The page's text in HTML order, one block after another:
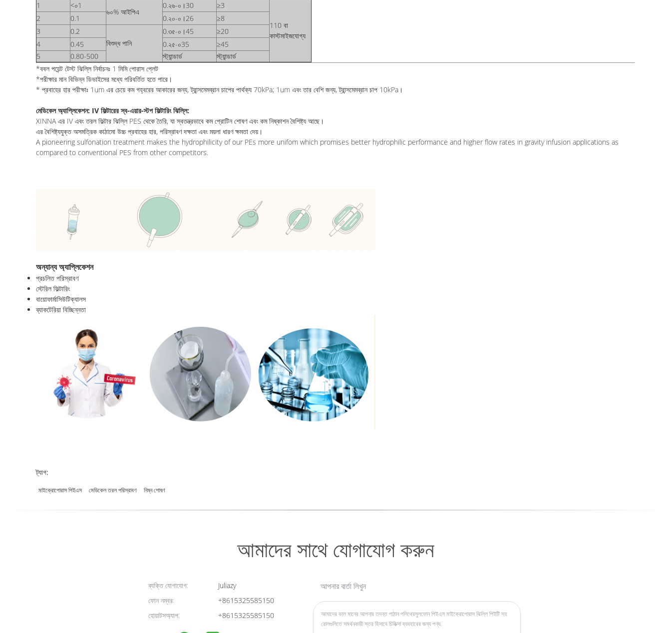
1 <০1
৬০% আইপিএ
0.২৬-০।30 ≥3
110 বা
কাস্টমাইজযোগ্য
2 0.1 0.২০-০।26
≥8
3
0.2
বিশুদ্ধ পানি
0.৩৫-০।45
≥20
4
0.45 0.২৫-০35
≥45
5
0.80-500 স্ট্যান্ডার্ড
স্ট্যান্ডার্ড
*ববল পয়েন্ট টেস্ট ঝিল্লি নির্বাচনঃ 1 মিমি পোরাস প্লেট
*পরীক্ষার মান বিভিন্ন ডিভাইসের মধ্যে পরিবর্তিত হতে পারে।
* প্রবাহের হার পরীক্ষাঃ 1um এর চেয়ে কম গহ্বরের আকারের জন্য, ট্রান্সমেমব্রান চাপের পার্থক্য 70kPa; 1um এবং তার বেশি জন্য, ট্রান্সমেমব্রান চাপ 10kPa।
মেডিকেল অ্যাপ্লিকেশন: IV ফিল্টারের স্ব-এয়ার-স্টপ ফিল্টারিং ঝিল্লি:
XINNA এর IV এবং তরল ফিল্টার ঝিল্লি PES থেকে তৈরি, যা স্বতন্ত্রভাবে কম প্রোটিন শোষণ এবং কম নিষ্কাশন বৈশিষ্ট্য আছে।
এর বৈশিষ্ট্যযুক্ত অসমত্রিক কাঠামো উচ্চ প্রবাহের হার, পরিস্রাবণ দক্ষতা এবং ময়লা ধারণ ক্ষমতা দেয়।
A pioneering sulfonation treatment makes the hydrophilicity of our PEs more unifom which promises better hydrophilic performance and higher flow rates in gravity infusion applications as
compared to conventional PES from other competitors.
অন্যান্য অ্যাপ্লিকেশন
প্রচলিত পরিস্রাবণ
স্টেরিল ফিল্টারিং
বায়োফার্মাসিউটিক্যালস
ব্যাকটেরিয়া বিচ্ছিন্নতা
ট্যাগ:
মাইক্রোপোরাস পিইএস মেডিকেল তরল পরিস্রাবণ নিম্ন শোষণ
আমাদের সাথে যোগাযোগ করুন
ব্যক্তি যোগাযোগ:
Juliazy
ফোন নম্বর:
+8615325585150
হোয়াটসঅ্যাপ:
+8615325585150
আপনার বার্তা লিখুন